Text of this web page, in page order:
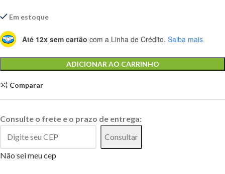
Em estoque
Até 12x sem cartão com a Linha de Crédito. Saiba mais
ADICIONAR AO CARRINHO
Comparar
Consulte o frete e o prazo de entrega:
Consultar
Não sei meu cep